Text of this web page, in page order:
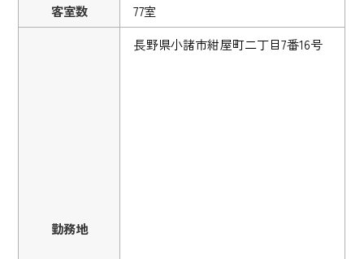
客室数
77室
勤務地
長野県小諸市紺屋町二丁目7番16号